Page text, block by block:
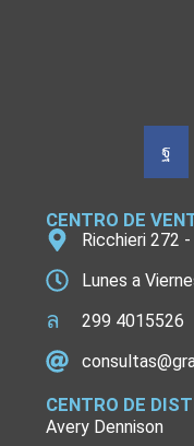
CENTRO DE
Ricchieri 272
Lunes a
299 4015526
CENTRO DE
Avery Dennison